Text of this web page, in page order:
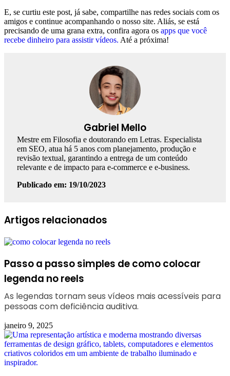
E, se curtiu este post, já sabe, compartilhe nas redes sociais com os
amigos e continue acompanhando o nosso site. Aliás, se está
precisando de uma grana extra, confira agora os apps que você
recebe dinheiro para assistir vídeos. Até a próxima!
Gabriel Mello
Mestre em Filosofia e doutorando em Letras. Especialista
em SEO, atua há 5 anos com planejamento, produção e
revisão textual, garantindo a entrega de um conteúdo
relevante e de impacto para e-commerce e e-business.
Publicado em: 19/10/2023
Facebook
Linkedin
WhatsApp
Telegram
Artigos relacionados
Passo a passo simples de como colocar
legenda no reels
As legendas tornam seus vídeos mais acessíveis para
pessoas com deficiência auditiva.
janeiro 9, 2025